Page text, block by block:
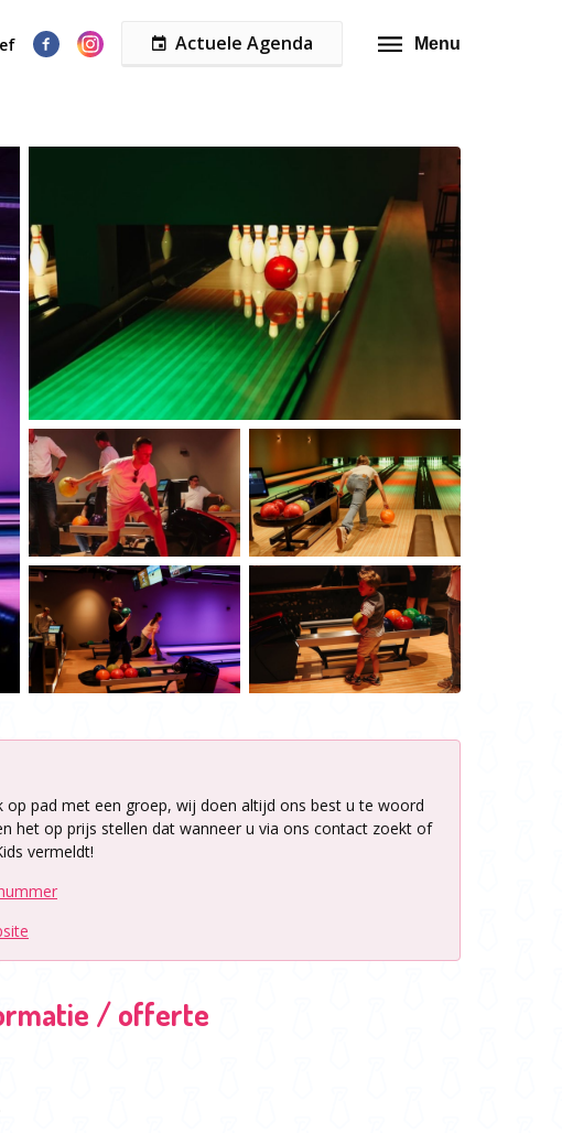
Actuele Agenda Menu
op pad met een groep, wij doen altijd ons best u te woord
het op prijs stellen dat wanneer u via ons contact zoekt of
vermeldt!
/ offerte